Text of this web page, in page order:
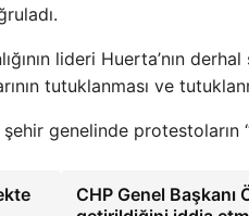
lideri Huerta’nın
tutuklanması ve
genelinde protestoların
CHP Genel Başkanı